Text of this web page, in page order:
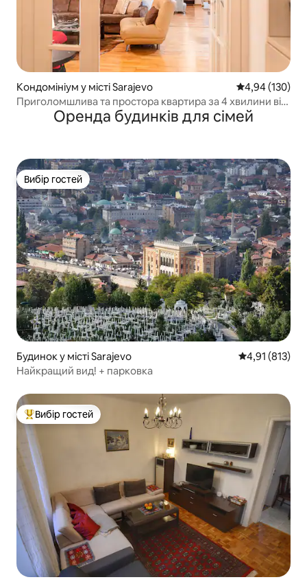
Кондомініум у місті Sarajevo Середня
4,94 (130)
Приголомшлива та простора квартира за 4 хвилини від
Старого містаОренда будинків для сімей
Вибір гостей
Вибір гостей
Будинок у місті Sarajevo Середня
4,91 (813)
Найкращий вид! + парковка
Топ вибір гостей
Вибір гостей